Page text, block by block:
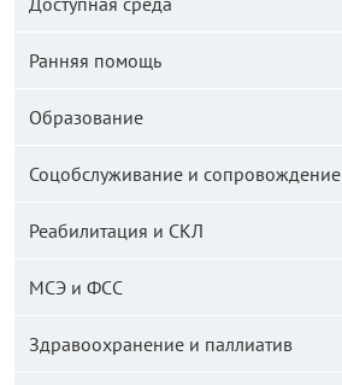
Ранняя помощь
Образование
Соцобслуживание и сопровождение
Реабилитация и СКЛ
МСЭ и ФСС
Здравоохранение и паллиатив